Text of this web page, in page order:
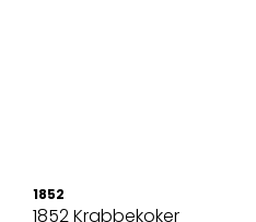
1852
1852 Krabbekoker